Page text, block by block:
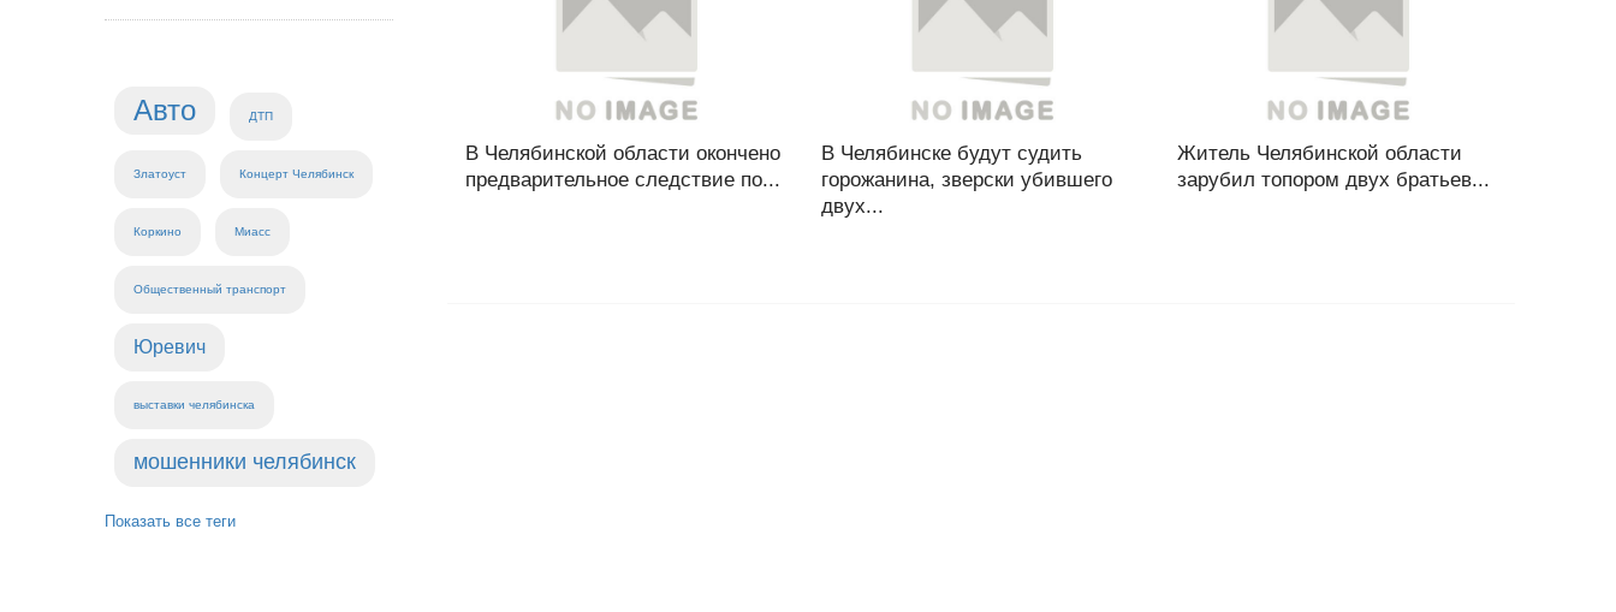
Авто ДТП
Златоуст Концерт Челябинск
Коркино Миасс
Общественный транспорт
Юревич
выставки челябинска
мошенники челябинск
Показать все теги
В Челябинской области окончено
предварительное следствие по...
В Челябинске будут судить
горожанина, зверски убившего
двух...
Житель Челябинской области
зарубил топором двух братьев...